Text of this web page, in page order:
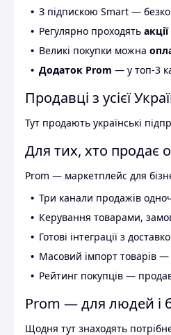
З підпискою Smart —
Регулярно проходять
Великі покупки можна
Додаток Prom — у топ-3
Продавці з усієї
Тут продають українські
Для тих, хто продає
Prom — маркетплейс для
Три канали продажів
Керування товарами,
Готові інтеграції з
Масовий імпорт товарів
Рейтинг покупців —
Prom — для людей і
Щодня тут знаходять